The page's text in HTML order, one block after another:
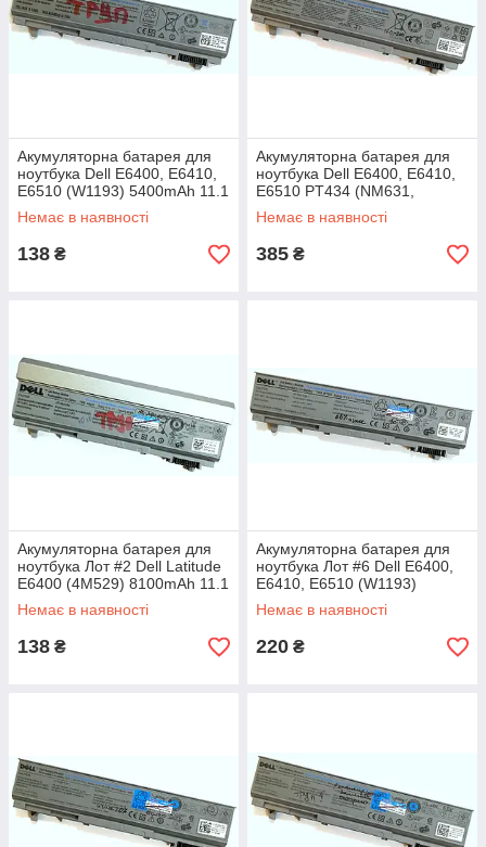
Акумуляторна батарея для
ноутбука Dell E6400, E6410,
E6510 (W1193) 5400mAh 11.1
V Li-ion Б/В - МІНУС
Немає в наявності
138 ₴
Акумуляторна батарея для
ноутбука Dell E6400, E6410,
E6510 PT434 (NM631,
KY265) 5000mAh 11.1 V Li-ion
Б/В
Немає в наявності
385 ₴
Акумуляторна батарея для
ноутбука Лот #2 Dell Latitude
E6400 (4M529) 8100mAh 11.1
V Li-ion Б/В - МІНУС
Немає в наявності
138 ₴
Акумуляторна батарея для
ноутбука Лот #6 Dell E6400,
E6410, E6510 (W1193)
5400mAh 11.1V Li-ion Б/У
Немає в наявності
220 ₴